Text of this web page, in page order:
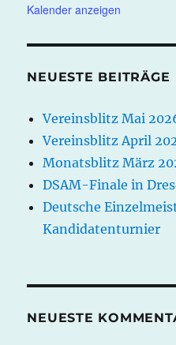
Kalender anzeigen
NEUESTE BEITRÄGE
Vereinsblitz Mai
Vereinsblitz April
Monatsblitz März
DSAM-Finale in
Deutsche
Kandidatenturnier
NEUESTE